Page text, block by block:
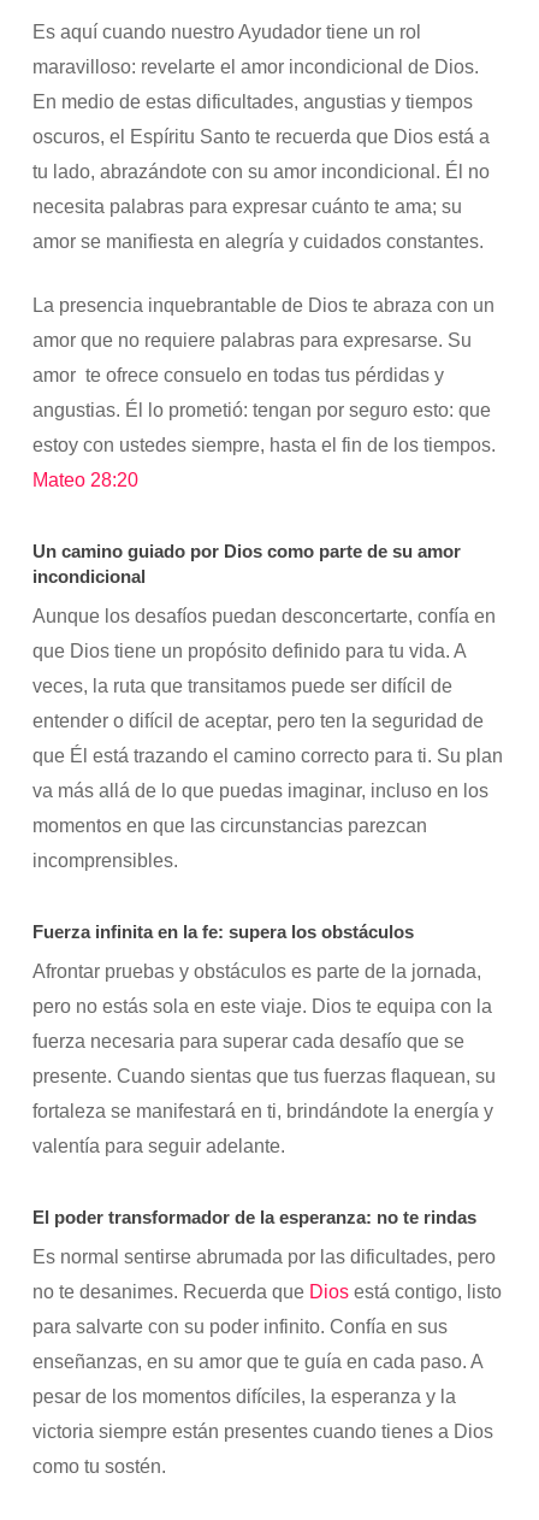
Es aquí cuando nuestro Ayudador tiene un rol
maravilloso: revelarte el amor incondicional de Dios.
En medio de estas dificultades, angustias y tiempos
oscuros, el Espíritu Santo te recuerda que Dios está a
tu lado, abrazándote con su amor incondicional. Él no
necesita palabras para expresar cuánto te ama; su
amor se manifiesta en alegría y cuidados constantes.
La presencia inquebrantable de Dios te abraza con un
amor que no requiere palabras para expresarse. Su
amor te ofrece consuelo en todas tus pérdidas y
angustias. Él lo prometió: tengan por seguro esto: que
estoy con ustedes siempre, hasta el fin de los tiempos.
Mateo 28:20
Un camino guiado por Dios como parte de su amor
incondicional
Aunque los desafíos puedan desconcertarte, confía en
que Dios tiene un propósito definido para tu vida. A
veces, la ruta que transitamos puede ser difícil de
entender o difícil de aceptar, pero ten la seguridad de
que Él está trazando el camino correcto para ti. Su plan
va más allá de lo que puedas imaginar, incluso en los
momentos en que las circunstancias parezcan
incomprensibles.
Fuerza infinita en la fe: supera los obstáculos
Afrontar pruebas y obstáculos es parte de la jornada,
pero no estás sola en este viaje. Dios te equipa con la
fuerza necesaria para superar cada desafío que se
presente. Cuando sientas que tus fuerzas flaquean, su
fortaleza se manifestará en ti, brindándote la energía y
valentía para seguir adelante.
El poder transformador de la esperanza: no te rindas
Es normal sentirse abrumada por las dificultades, pero
no te desanimes. Recuerda que Diosestá contigo, listo
para salvarte con su poder infinito. Confía en sus
enseñanzas, en su amor que te guía en cada paso. A
pesar de los momentos difíciles, la esperanza y la
victoria siempre están presentes cuando tienes a Dios
como tu sostén.